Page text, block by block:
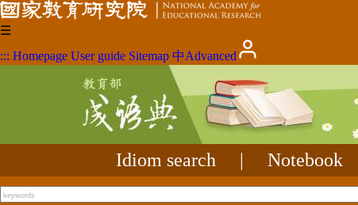
☰
::: Homepage User guide Sitemap 中Advanced
Idiom search Notebook